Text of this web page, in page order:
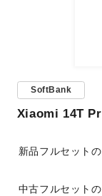
SoftBank
Xiaomi 14T
新品フルセット
中古フルセット